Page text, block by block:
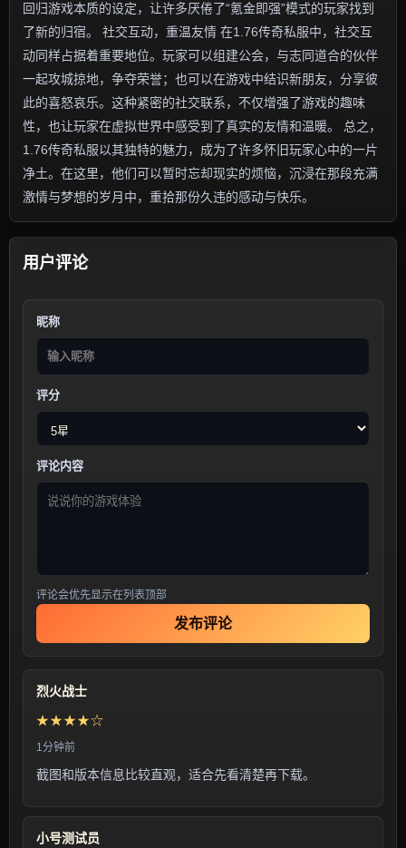
回归游戏本质的设定，让许多厌倦了“氪金即强”模式的玩家找到
了新的归宿。 社交互动，重温友情 在1.76传奇私服中，社交互
动同样占据着重要地位。玩家可以组建公会，与志同道合的伙伴
一起攻城掠地，争夺荣誉；也可以在游戏中结识新朋友，分享彼
此的喜怒哀乐。这种紧密的社交联系，不仅增强了游戏的趣味
性，也让玩家在虚拟世界中感受到了真实的友情和温暖。 总之，
1.76传奇私服以其独特的魅力，成为了许多怀旧玩家心中的一片
净土。在这里，他们可以暂时忘却现实的烦恼，沉浸在那段充满
激情与梦想的岁月中，重拾那份久违的感动与快乐。
用户评论
昵称
评分
评论内容
评论会优先显示在列表顶部
发布评论
烈火战士
★★★★☆
1分钟前
截图和版本信息比较直观，适合先看清楚再下载。
小号测试员